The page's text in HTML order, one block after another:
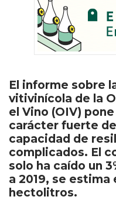
El informe sobre
vitivinícola de la
el Vino (OIV)
carácter fuerte
capacidad de
complicados. El
solo ha caído un
a 2019, se estima
hectolitros.